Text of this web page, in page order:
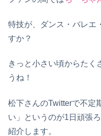
特技が、ダンス・バレエ
すか？
きっと小さい頃からたく
うね！
松下さんのTwitterで不定
い」というのが1日頑張
紹介します。